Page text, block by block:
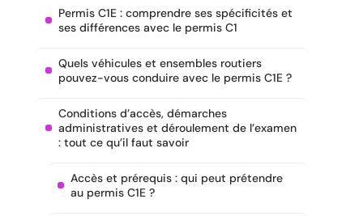
Permis C1E : comprendre ses spécificités et
ses différences avec le permis C1
Quels véhicules et ensembles routiers
pouvez-vous conduire avec le permis C1E ?
Conditions d’accès, démarches
administratives et déroulement de l’examen
: tout ce qu’il faut savoir
Accès et prérequis : qui peut prétendre
au permis C1E ?